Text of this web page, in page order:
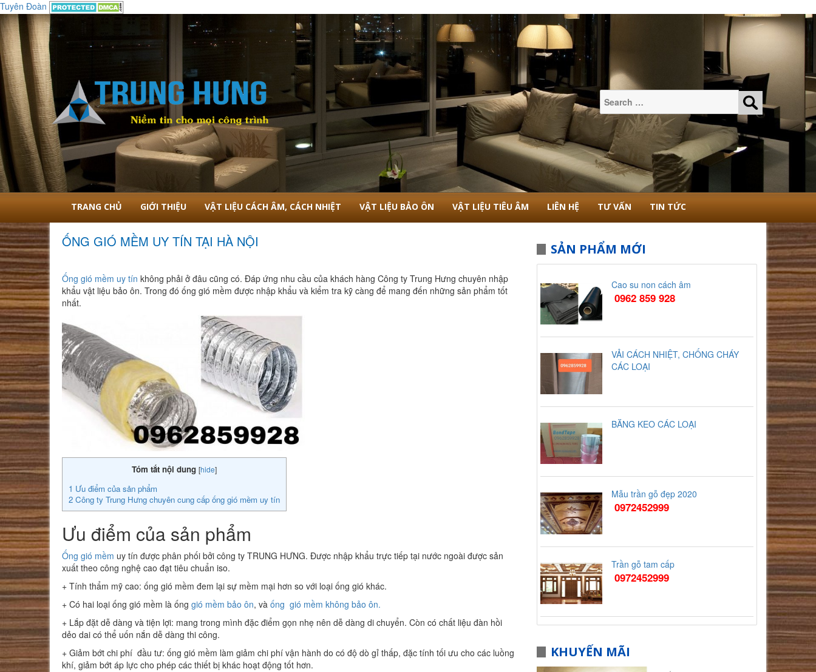
Tuyên Đoàn
Nội Thất Cao Cấp Trung Hưng
Tìm
kiếm:
TRANG CHỦ GIỚI THIỆU VẬT LIỆU CÁCH ÂM, CÁCH NHIỆT VẬT LIỆU BẢO ÔN VẬT LIỆU TIÊU ÂM LIÊN HỆ TƯ VẤN TIN TỨC
ỐNG GIÓ MỀM UY TÍN TẠI HÀ NỘI
Ống gió mềm uy tín không phải ở đâu cũng có. Đáp ứng nhu cầu của khách hàng Công ty Trung Hưng chuyên nhập
khẩu vật liệu bảo ôn. Trong đó ống gió mềm được nhập khẩu và kiểm tra kỹ càng để mang đến những sản phẩm tốt
nhất.
Tóm tắt nội dung [hide]
1 Ưu điểm của sản phẩm
2 Công ty Trung Hưng chuyên cung cấp ống gió mềm uy tín
Ưu điểm của sản phẩm
Ống gió mềm uy tín được phân phối bởi công ty TRUNG HƯNG. Được nhập khẩu trực tiếp tại nước ngoài được sản
xuất theo công nghệ cao đạt tiêu chuẩn iso.
+ Tính thẩm mỹ cao: ống gió mềm đem lại sự mềm mại hơn so với loại ống gió khác.
+ Có hai loại ống gió mềm là ống gió mềm bảo ôn, và ống gió mềm không bảo ôn.
+ Lắp đặt dễ dàng và tiện lợi: mang trong mình đặc điểm gọn nhẹ nên dễ dàng di chuyển. Còn có chất liệu đàn hồi
dẻo dai có thể uốn nắn dễ dàng thi công.
+ Giảm bớt chi phí đầu tư: ống gió mềm làm giảm chi phí vận hành do có độ dò gỉ thấp, đặc tính tối ưu cho các luồng
khí, giảm bớt áp lực cho phép các thiết bị khác hoạt động tốt hơn.
SẢN PHẨM MỚI
Cao su non cách âm
0962 859 928
VẢI CÁCH NHIỆT, CHỐNG CHÁY
CÁC LOẠI
BĂNG KEO CÁC LOẠI
Mẫu trần gỗ đẹp 2020
0972452999
Trần gỗ tam cấp
0972452999
KHUYẾN MÃI